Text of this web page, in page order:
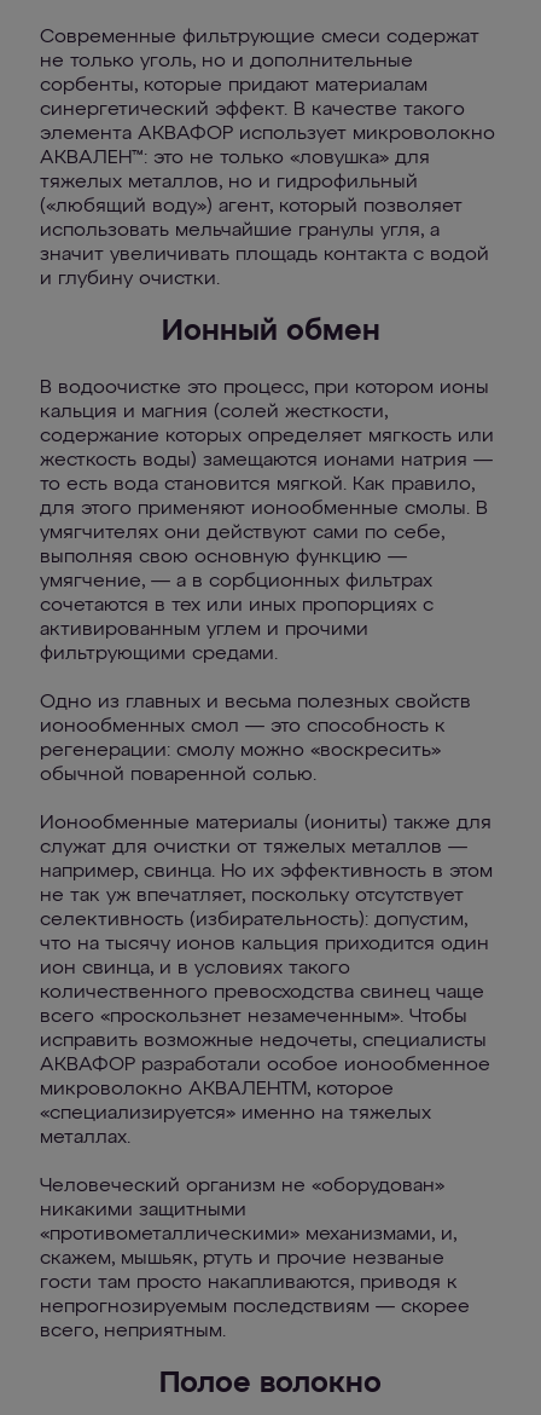
Современные фильтрующие смеси содержат
не только уголь, но и дополнительные
сорбенты, которые придают материалам
синергетический эффект. В качестве такого
элемента АКВАФОР использует микроволокно
AКВАЛЕН™: это не только «ловушка» для
тяжелых металлов, но и гидрофильный
(«любящий воду») агент, который позволяет
использовать мельчайшие гранулы угля, а
значит увеличивать площадь контакта с водой
и глубину очистки.
Ионный обмен
В водоочистке это процесс, при котором ионы
кальция и магния (солей жесткости,
содержание которых определяет мягкость или
жесткость воды) замещаются ионами натрия —
то есть вода становится мягкой. Как правило,
для этого применяют ионообменные смолы. В
умягчителях они действуют сами по себе,
выполняя свою основную функцию —
умягчение, — а в сорбционных фильтрах
сочетаются в тех или иных пропорциях с
активированным углем и прочими
фильтрующими средами.
Одно из главных и весьма полезных свойств
ионообменных смол — это способность к
регенерации: смолу можно «воскресить»
обычной поваренной солью.
Ионообменные материалы (иониты) также для
служат для очистки от тяжелых металлов —
например, свинца. Но их эффективность в этом
не так уж впечатляет, поскольку отсутствует
селективность (избирательность): допустим,
что на тысячу ионов кальция приходится один
ион свинца, и в условиях такого
количественного превосходства свинец чаще
всего «проскользнет незамеченным». Чтобы
исправить возможные недочеты, специалисты
АКВАФОР разработали особое ионообменное
микроволокно АКВАЛЕНТМ, которое
«специализируется» именно на тяжелых
металлах.
Человеческий организм не «оборудован»
никакими защитными
«противометаллическими» механизмами, и,
скажем, мышьяк, ртуть и прочие незваные
гости там просто накапливаются, приводя к
непрогнозируемым последствиям — скорее
всего, неприятным.
Полое волокно